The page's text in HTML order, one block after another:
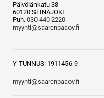
Päivölänkatu 38
60120 SEINÄJOKI
Puh. 030 440 2220
myynti@saarenpaaoy.fi
Y-TUNNUS: 1911456-9
myynti@saarenpaaoy.fi